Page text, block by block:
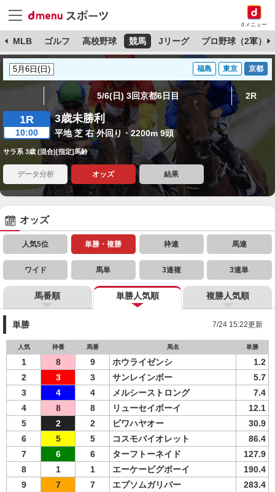
dメニュー
MLB ゴルフ 高校野球 競馬 Jリーグ プロ野球（2軍）
福島 東京 京都
5/6(日) 3回京都6日目 2R
1R
10:00
3歳未勝利
平地 芝 右 外回り・2200m 9頭
サラ系 3歳 (混合)[指定]馬齢
データ分析 オッズ 結果
オッズ
人気5位 単勝・複勝 枠連 馬連
ワイド 馬単 3連複 3連単
馬番順 単勝人気順 複勝人気順
単勝 7/24 15:22更新
人気 枠番 馬番 馬名 単勝
1 8 9 ホウライゼンシ
1.2
2
3 3 サンレインボー
5.7
3
4 4 メルシーストロング
7.4
4
8 8 リューセイボーイ
12.1
5
2 2 ビワハヤオー
30.9
6
5 5 コスモバイオレット
86.4
7
6 6 ターフトーネイド
127.9
8
1 1 エーケービグボーイ
190.4
9
7 7 エプソムガリバー 283.4